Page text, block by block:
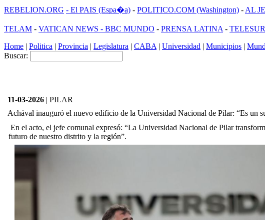
REBELION.ORG - El PAIS (Espa�a) - POLITICO.COM (Washington) - AL
TELAM - VATICAN NEWS - BBC MUNDO - PRENSA LATINA - TELESUR
Home | Politica | Provincia | Legislatura | CABA | Universidad | Municipios |
Buscar:
11-03-2026 | PILAR
Achával inauguró el nuevo edificio de la Universidad Nacional de Pilar: “Es un
En el acto, el jefe comunal expresó: “La Universidad Nacional de Pilar
futuro de nuestro distrito y la región”.